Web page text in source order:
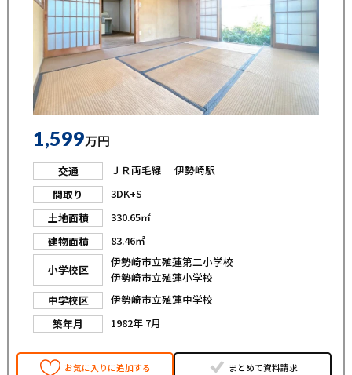
1,599万円
交通
ＪＲ両毛線 伊勢崎駅
間取り
3DK+S
土地面積
330.65㎡
建物面積
83.46㎡
小学校区
伊勢崎市立殖蓮第二小学校
伊勢崎市立殖蓮小学校
中学校区
伊勢崎市立殖蓮中学校
築年月
1982年 7月
お気に入りに追加する まとめて資料請求